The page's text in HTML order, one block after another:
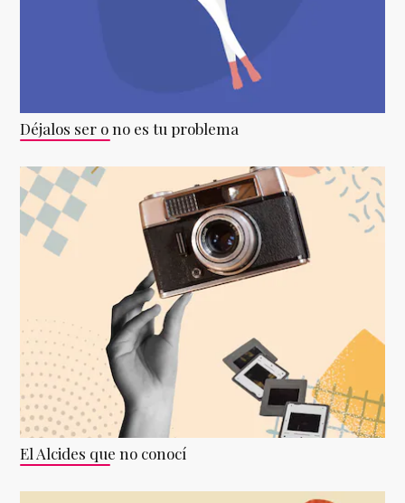
Déjalos ser o no es tu problema
El Alcides que no conocí